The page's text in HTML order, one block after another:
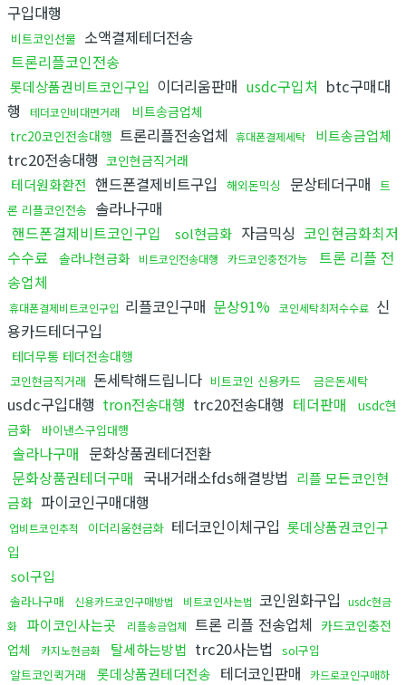
구입대행
비트코인선물 소액결제테더전송
트론리플코인전송
롯데상품권비트코인구입 이더리움판매 usdc구입처 btc구매대
행
테더코인비대면거래
비트송금업체
trc20코인전송대행 트론리플전송업체 휴대폰결제세탁 비트송금업체
trc20전송대행 코인현금직거래
테더원화환전 핸드폰결제비트구입 해외돈믹싱 문상테더구매
트
론 리플코인전송 솔라나구매
핸드폰결제비트코인구입
sol현금화 자금믹싱 코인현금화최저
수수료 솔라나현금화 비트코인전송대행 카드코인충전가능
트론 리플 전
송업체
휴대폰결제비트코인구입 리플코인구매 문상91% 코인세탁최저수수료 신
용카드테더구입
테더무통 테더전송대행
코인현금직거래 돈세탁해드립니다 비트코인 신용카드 금은돈세탁
usdc구입대행 tron전송대행 trc20전송대행 테더판매
usdc현
금화
바이낸스구입대행
솔라나구매 문화상품권테더전환
문화상품권테더구매 국내거래소fds해결방법 리플 모든코인현
금화 파이코인구매대행
업비트코인추적 이더리움현금화 테더코인이체구입 롯데상품권코인구
입
sol구입
솔라나구매 신용카드코인구매방법 비트코인사는법 코인원화구입 usdc현금
화
파이코인사는곳 리플송금업체 트론 리플 전송업체 카드코인충전
업체
카지노현금화 탈세하는방법 trc20사는법 sol구입
알트코인퀵거래
롯데상품권테더전송 테더코인판매
카드로코인구매하